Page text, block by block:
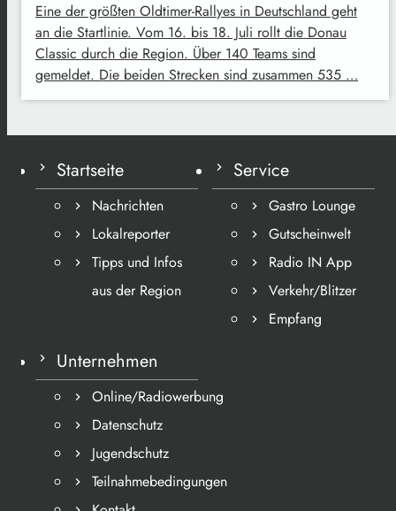
Eine der größten Oldtimer-Rallyes in Deutschland geht
an die Startlinie. Vom 16. bis 18. Juli rollt die Donau
Classic durch die Region. Über 140 Teams sind
gemeldet. Die beiden Strecken sind zusammen 535 …
Startseite
Nachrichten
Lokalreporter
Tipps und Infos
aus der Region
Service
Gastro Lounge
Gutscheinwelt
Radio IN App
Verkehr/Blitzer
Empfang
Unternehmen
Online/Radiowerbung
Datenschutz
Jugendschutz
Teilnahmebedingungen